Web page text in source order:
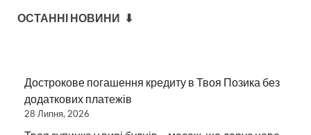
ОСТАННІ НОВИНИ ⬇
Дострокове погашення кредиту в Твоя Позика без
додаткових платежів
28 Липня, 2026